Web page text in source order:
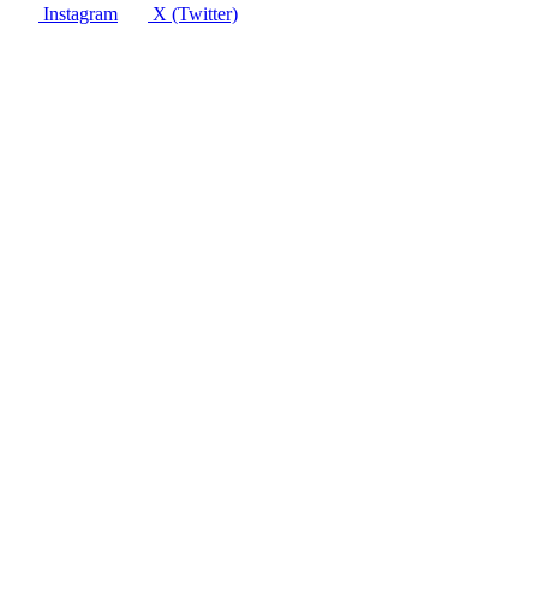
Instagram X (Twitter)